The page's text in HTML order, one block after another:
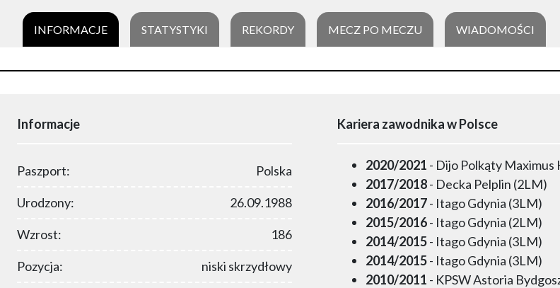
INFORMACJE STATYSTYKI REKORDY MECZ PO MECZU WIADOMOŚCI
Informacje
Paszport: Polska
Urodzony: 26.09.1988
Wzrost: 186
Pozycja: niski skrzydłowy
Kariera zawodnika w Polsce
2020/2021 - Dijo Polkąty Maximus
2017/2018- Decka Pelplin (2LM)
2016/2017- Itago Gdynia (3LM)
2015/2016- Itago Gdynia (2LM)
2014/2015- Itago Gdynia (3LM)
2014/2015- Itago Gdynia (3LM)
2010/2011 - KPSW Astoria